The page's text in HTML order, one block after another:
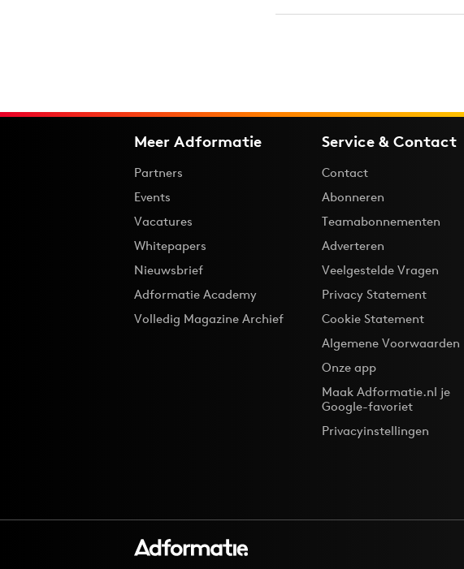
Meer Adformatie
Partners
Events
Vacatures
Whitepapers
Nieuwsbrief
Adformatie Academy
Volledig Magazine Archief
Service & Contact
Contact
Abonneren
Teamabonnementen
Adverteren
Veelgestelde Vragen
Privacy Statement
Cookie Statement
Algemene Voorwaarden
Onze app
Maak Adformatie.nl je
Google-favoriet
Privacyinstellingen